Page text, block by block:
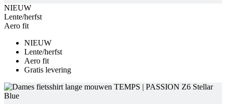
NIEUW
Lente/herfst
Aero fit
NIEUW
Lente/herfst
Aero fit
Gratis levering